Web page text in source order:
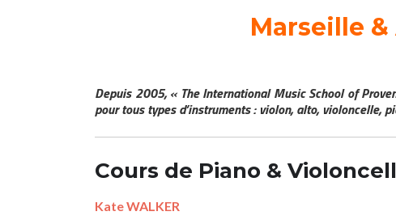
Marseille
Depuis 2005, « The International Music School of
pour tous types d’instruments : violon, alto, violoncelle,
Cours de Piano &
Kate WALKER